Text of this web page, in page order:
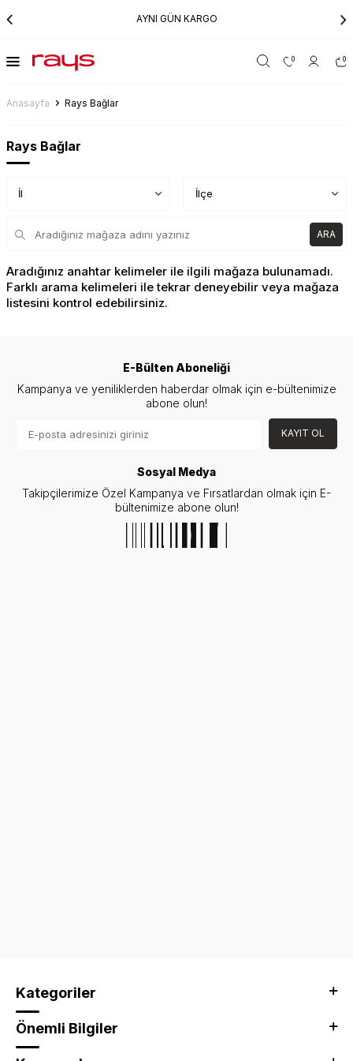
AYNI GÜN KARGO
0 0
Anasayfa Rays Bağlar
Rays Bağlar
İl
ARA
Aradığınız anahtar kelimeler ile ilgili mağaza bulunamadı.
Farklı arama kelimeleri ile tekrar deneyebilir veya mağaza
listesini kontrol edebilirsiniz.
E-Bülten Aboneliği
Kampanya ve yeniliklerden haberdar olmak için e-bültenimize
abone olun!
KAYIT OL
Sosyal Medya
Takipçilerimize Özel Kampanya ve Fırsatlardan olmak için E-
bültenimize abone olun!
Kategoriler
Önemli Bilgiler